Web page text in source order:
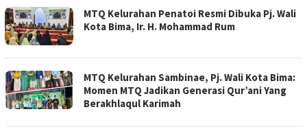
MTQ Kelurahan Penatoi Resmi Dibuka Pj. Wali
Kota Bima, Ir. H. Mohammad Rum
MTQ Kelurahan Sambinae, Pj. Wali Kota Bima:
Momen MTQ Jadikan Generasi Qur’ani Yang
Berakhlaqul Karimah